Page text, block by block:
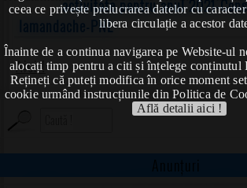
ceea ce privește prelucrarea datelor cu
libera circulație a acestor
Înainte de a continua navigarea pe Website-ul
alocați timp pentru a citi și înțelege
Rețineți că puteți modifica în orice moment
cookie urmând instrucțiunile din Politica de
Află detalii aici !
activitate pentru anul 2021-
Iamandache-PNL
Aici !
Anunțuri